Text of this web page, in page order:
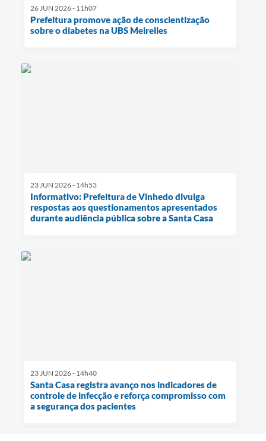
26 JUN 2026 - 11h07
Prefeitura promove ação de conscientização
sobre o diabetes na UBS Meirelles
23 JUN 2026 - 14h53
Informativo: Prefeitura de Vinhedo divulga
respostas aos questionamentos apresentados
durante audiência pública sobre a Santa Casa
23 JUN 2026 - 14h40
Santa Casa registra avanço nos indicadores de
controle de infecção e reforça compromisso com
a segurança dos pacientes